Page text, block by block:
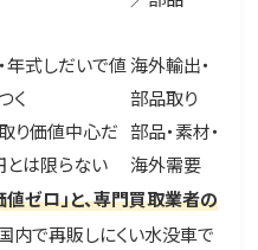
年式しだいで値
く
海外輸出・
部品取り
り価値中心だ
とは限らない
部品・素材・
海外需要
ゼロ」と、専門買取業者の
内で再販しにくい水没車で